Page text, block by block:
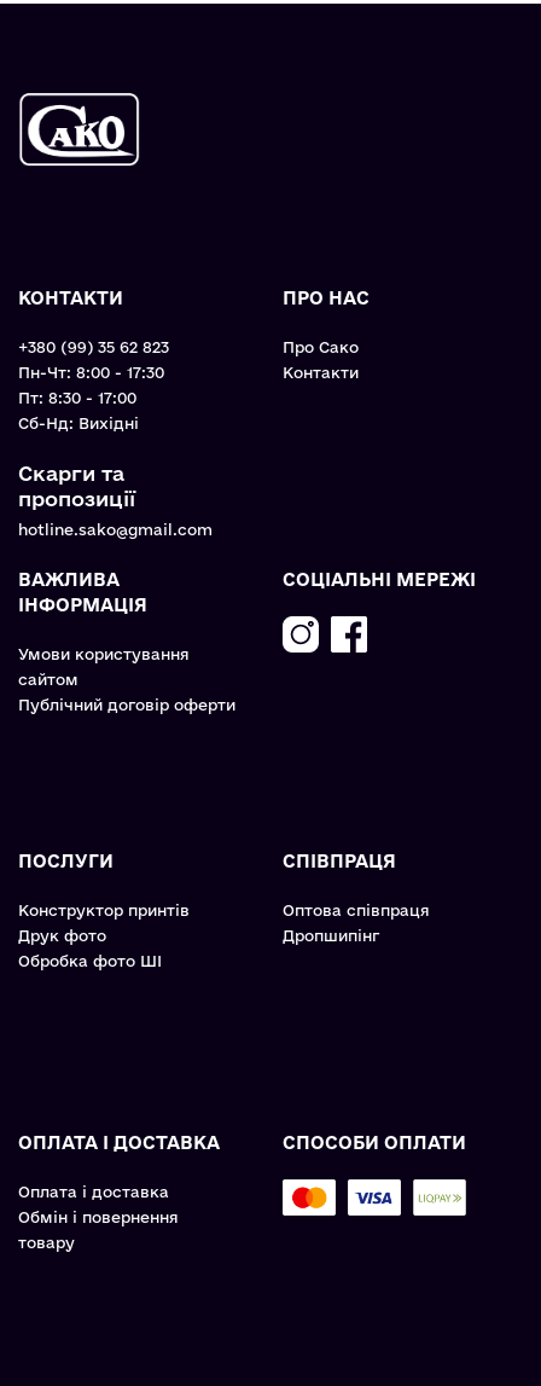
КОНТАКТИ
+380 (99) 35 62 823
Пн-Чт: 8:00 - 17:30
Пт: 8:30 - 17:00
Cб-Нд: Вихідні
Скарги та
пропозиції
hotline.sako@gmail.com
ПРО НАС
Про Сако
Контакти
ВАЖЛИВА
ІНФОРМАЦІЯ
Умови користування
сайтом
Публічний договір оферти
СОЦІАЛЬНІ МЕРЕЖІ
ПОСЛУГИ
Конструктор принтів
Друк фото
Обробка фото ШІ
СПІВПРАЦЯ
Оптова співпраця
Дропшипінг
ОПЛАТА І ДОСТАВКА
Оплата і доставка
Обмін і повернення
товару
СПОСОБИ ОПЛАТИ